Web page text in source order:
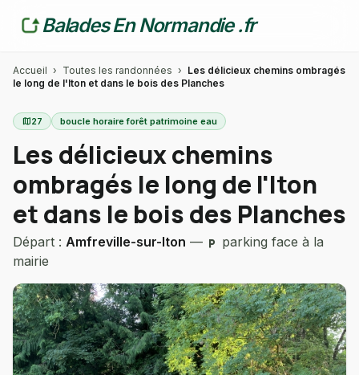
Balades En Normandie .fr
Accueil › Toutes les randonnées › Les délicieux chemins ombragés
le long de l'Iton et dans le bois des Planches
map27 boucle horaire forêt patrimoine eau
Les délicieux chemins
ombragés le long de l'Iton
et dans le bois des Planches
Départ : Amfreville-sur-Iton — local_parking
parking face à la
mairie